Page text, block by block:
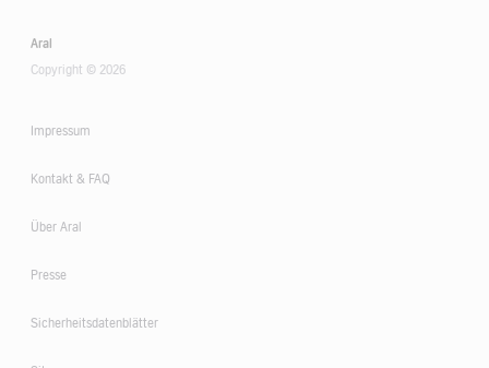
Aral
Copyright © 2026
Impressum
Kontakt & FAQ
Über Aral
Presse
Sicherheitsdatenblätter